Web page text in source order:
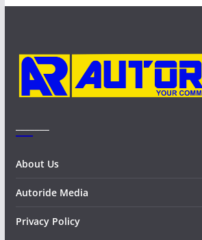
About Us
Autoride Media
Privacy Policy